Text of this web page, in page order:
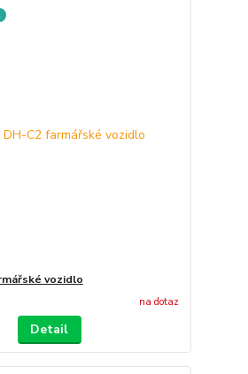
vozidlo
na dotaz
Detail